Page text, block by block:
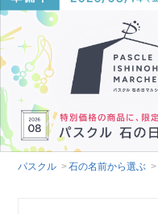
パスクル 石の名前から選ぶ